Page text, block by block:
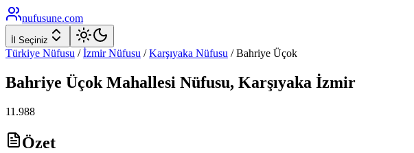
nufusune.com
İl Seçiniz
Türkiye Nüfusu / İzmirNüfusu / Karşıyaka Nüfusu /Bahriye Üçok
Bahriye Üçok Mahallesi Nüfusu, Karşıyaka İzmir
11.988
Özet